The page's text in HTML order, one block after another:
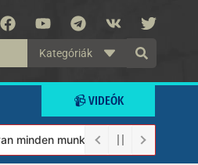
Kategóriák
📹 VIDEÓK
munkánkat segíteni